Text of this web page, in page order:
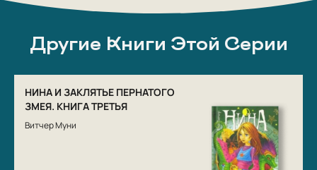
Необыкновенные приключения и превращения
Другие Книги Этой Серии
НИНА И ЗАКЛЯТЬЕ ПЕРНАТОГО
ЗМЕЯ. КНИГА ТРЕТЬЯ
Витчер Муни